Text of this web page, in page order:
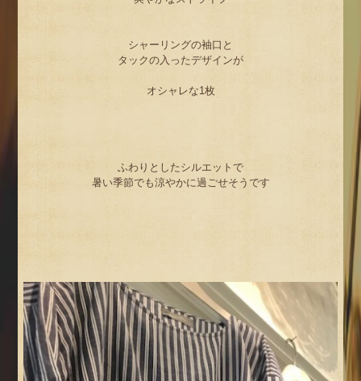
シャーリングの袖口と
タックの入ったデザインが
オシャレな1枚
ふわりとしたシルエットで
暑い季節でも涼やかに過ごせそうです